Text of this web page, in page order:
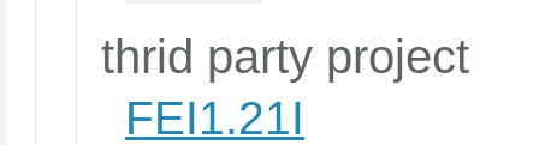
thrid party project
FEI1.21I